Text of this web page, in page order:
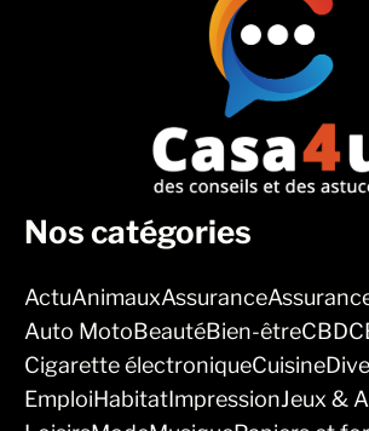
Nos catégories
ActuAnimauxAssurance
Auto MotoBeautéBien-êtreCBD
Cigarette électroniqueCuisine
EmploiHabitatImpressionJeux &